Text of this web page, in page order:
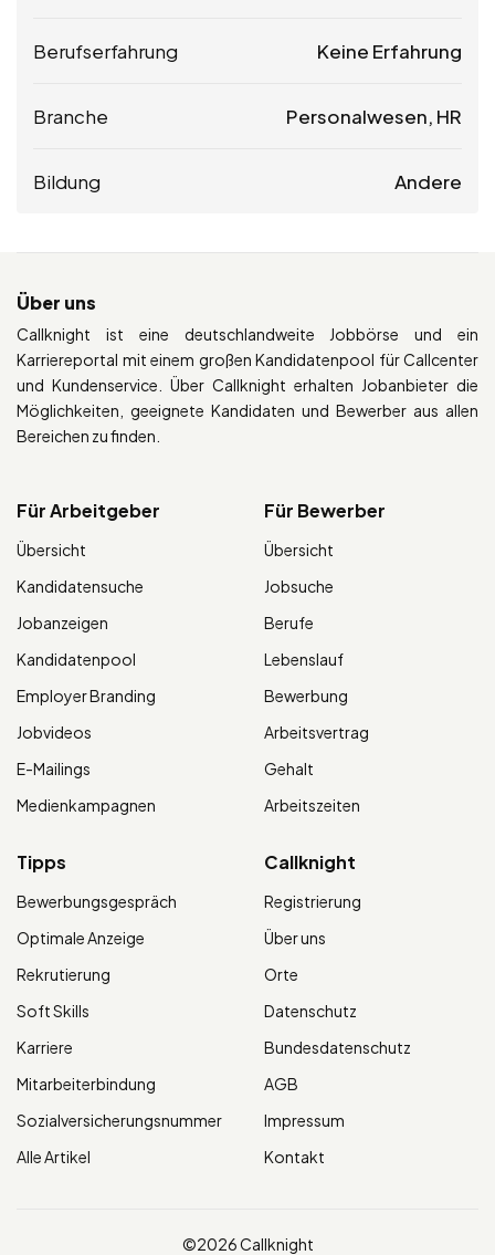
Berufserfahrung Keine Erfahrung
Branche Personalwesen, HR
Bildung Andere
Über uns
Callknight ist eine deutschlandweite Jobbörse und ein
Karriereportal mit einem großen Kandidatenpool für Callcenter
und Kundenservice. Über Callknight erhalten Jobanbieter die
Möglichkeiten, geeignete Kandidaten und Bewerber aus allen
Bereichen zu finden.
Für Arbeitgeber
Übersicht
Kandidatensuche
Jobanzeigen
Kandidatenpool
Employer Branding
Jobvideos
E-Mailings
Medienkampagnen
Für Bewerber
Übersicht
Jobsuche
Berufe
Lebenslauf
Bewerbung
Arbeitsvertrag
Gehalt
Arbeitszeiten
Tipps
Bewerbungsgespräch
Optimale Anzeige
Rekrutierung
Soft Skills
Karriere
Mitarbeiterbindung
Sozialversicherungsnummer
Alle Artikel
Callknight
Registrierung
Über uns
Orte
Datenschutz
Bundesdatenschutz
AGB
Impressum
Kontakt
©2026 Callknight